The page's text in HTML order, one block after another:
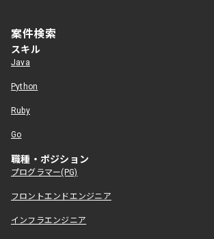
案件検索
スキル
Java
Python
Ruby
Go
職種・ポジション
プログラマー(PG)
フロントエンドエンジニア
インフラエンジニア